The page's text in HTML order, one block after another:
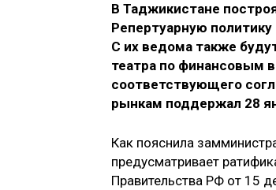
В Таджикистане
Репертуарную
С их ведома также
театра по финансовым
соответствующего
рынкам поддержал 28
Как пояснила
предусматривает
Правительства РФ от 15